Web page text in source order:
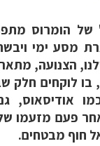
מסע ימי
הצנועה,
בו לוקחים חלק
אודיסאוס,
פעם מזעמו של
חוף מבטחים.